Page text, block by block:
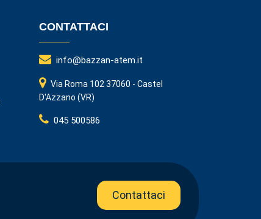
CONTATTACI
info@bazzan-atem.it
Via Roma 102 37060 - Castel
D'Azzano (VR)
045 500586
Contattaci